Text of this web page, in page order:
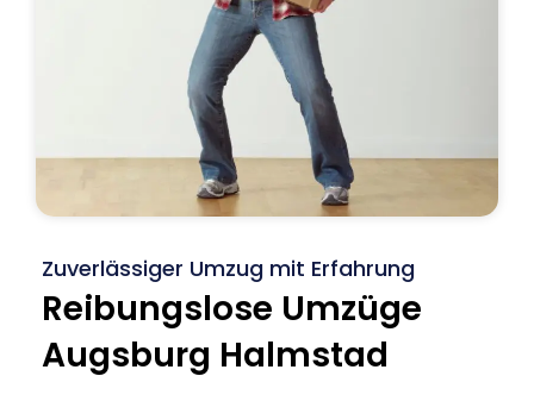
Zuverlässiger Umzug mit Erfahrung
Reibungslose Umzüge
Augsburg Halmstad